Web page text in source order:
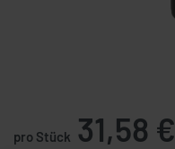
pro Stück 31,58 €